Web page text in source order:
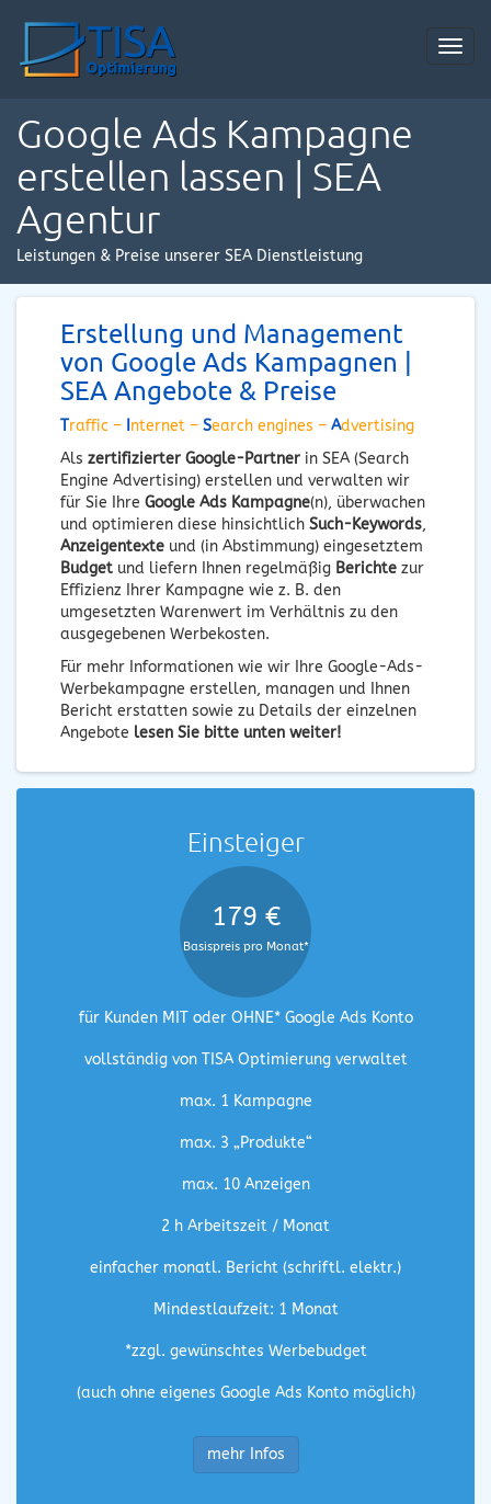
Google Ads Kampagne
erstellen lassen | SEA
Agentur
Leistungen & Preise unserer SEA Dienstleistung
Erstellung und Management
von Google Ads Kampagnen |
SEA Angebote & Preise
Traffic – nternet – Search engines – Advertising
Als zertifizierter Google-Partner in SEA (Search
Engine Advertising) erstellen und verwalten wir
für Sie Ihre Google Ads Kampagne(n), überwachen
und optimieren diese hinsichtlich Such-Keywords,
Anzeigentexte und (in Abstimmung) eingesetztem
Budget und liefern Ihnen regelmäßig Berichte zur
Effizienz Ihrer Kampagne wie z. B. den
umgesetzten Warenwert im Verhältnis zu den
ausgegebenen Werbekosten.
Für mehr Informationen wie wir Ihre Google-Ads-
Werbekampagne erstellen, managen und Ihnen
Bericht erstatten sowie zu Details der einzelnen
Angebote lesen Sie bitte unten weiter!
Einsteiger
179 €
Basispreis pro Monat*
für Kunden MIT oder OHNE* Google Ads Konto
vollständig von TISA Optimierung verwaltet
max. 1 Kampagne
max. 3 „Produkte“
max. 10 Anzeigen
2 h Arbeitszeit / Monat
einfacher monatl. Bericht (schriftl. elektr.)
Mindestlaufzeit: 1 Monat
*zzgl. gewünschtes Werbebudget
(auch ohne eigenes Google Ads Konto möglich)
mehr Infos